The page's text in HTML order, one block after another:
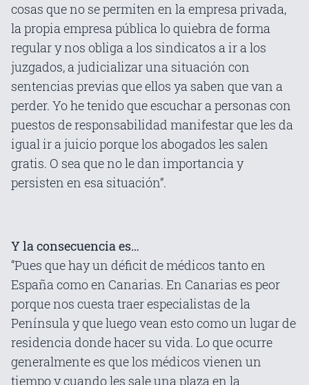
cosas que no se permiten en la empresa privada,
la propia empresa pública lo quiebra de forma
regular y nos obliga a los sindicatos a ir a los
juzgados, a judicializar una situación con
sentencias previas que ellos ya saben que van a
perder. Yo he tenido que escuchar a personas con
puestos de responsabilidad manifestar que les da
igual ir a juicio porque los abogados les salen
gratis. O sea que no le dan importancia y
persisten en esa situación”.
Y la consecuencia es…
“Pues que hay un déficit de médicos tanto en
España como en Canarias. En Canarias es peor
porque nos cuesta traer especialistas de la
Península y que luego vean esto como un lugar de
residencia donde hacer su vida. Lo que ocurre
generalmente es que los médicos vienen un
tiempo y cuando les sale una plaza en la